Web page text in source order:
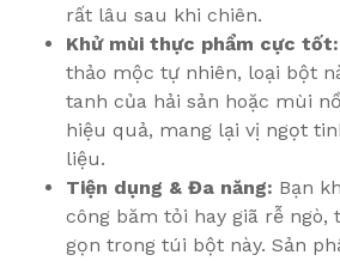
rất lâu sau khi chiên.
Khử mùi thực phẩm cực tốt:
thảo mộc tự nhiên, loại bột
tanh của hải sản hoặc mùi
hiệu quả, mang lại vị ngọt
liệu.
Tiện dụng & Đa năng: Bạn
công băm tỏi hay giã rễ ngò,
gọn trong túi bột này. Sản